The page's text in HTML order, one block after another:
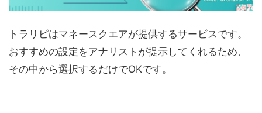
トラリピはマネースクエアが提供するサービスです。
おすすめの設定をアナリストが提示してくれるため、
その中から選択するだけでOKです。